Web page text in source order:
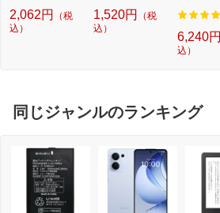
ブラック×レッド
ラスタバナナ クリ
2,062円
（税
込）
プシールセット ブ
ルー DYKTSBL
1,520円
（税
込）
6,240円
込）
同じジャンルのランキング